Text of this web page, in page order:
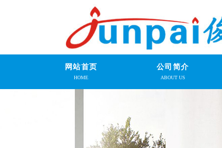
网站首页
HOME
公司简介
ABOUT US